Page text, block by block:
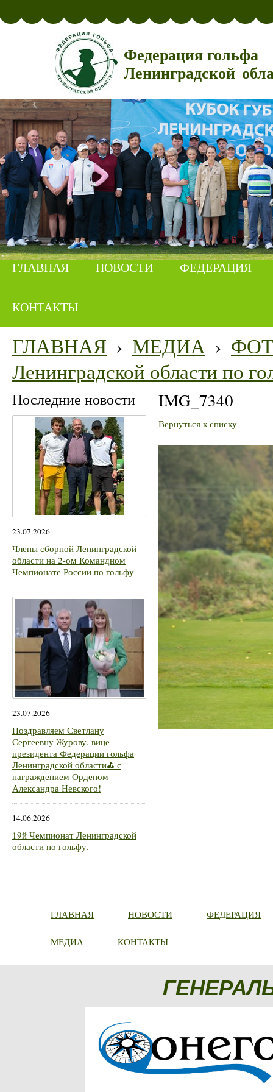
Федерация гольфа
Ленинградской
ГЛАВНАЯ НОВОСТИ ФЕДЕРАЦИЯ
КОНТАКТЫ
ГЛАВНАЯ › МЕДИА ›
Ленинградской области по
Последние новости
23.07.2026
Члены сборной Ленинградской
области на 2-ом Командном
Чемпионате России по гольфу
23.07.2026
Поздравляем Светлану
Сергеевну Журову, вице-
президента Федерации гольфа
Ленинградской области⛳ с
награждением Орденом
Александра Невского!
14.06.2026
19й Чемпионат Ленинградской
области по гольфу.
IMG_7340
Вернуться к списку
ГЛАВНАЯ НОВОСТИ ФЕДЕРАЦИЯ
МЕДИА КОНТАКТЫ